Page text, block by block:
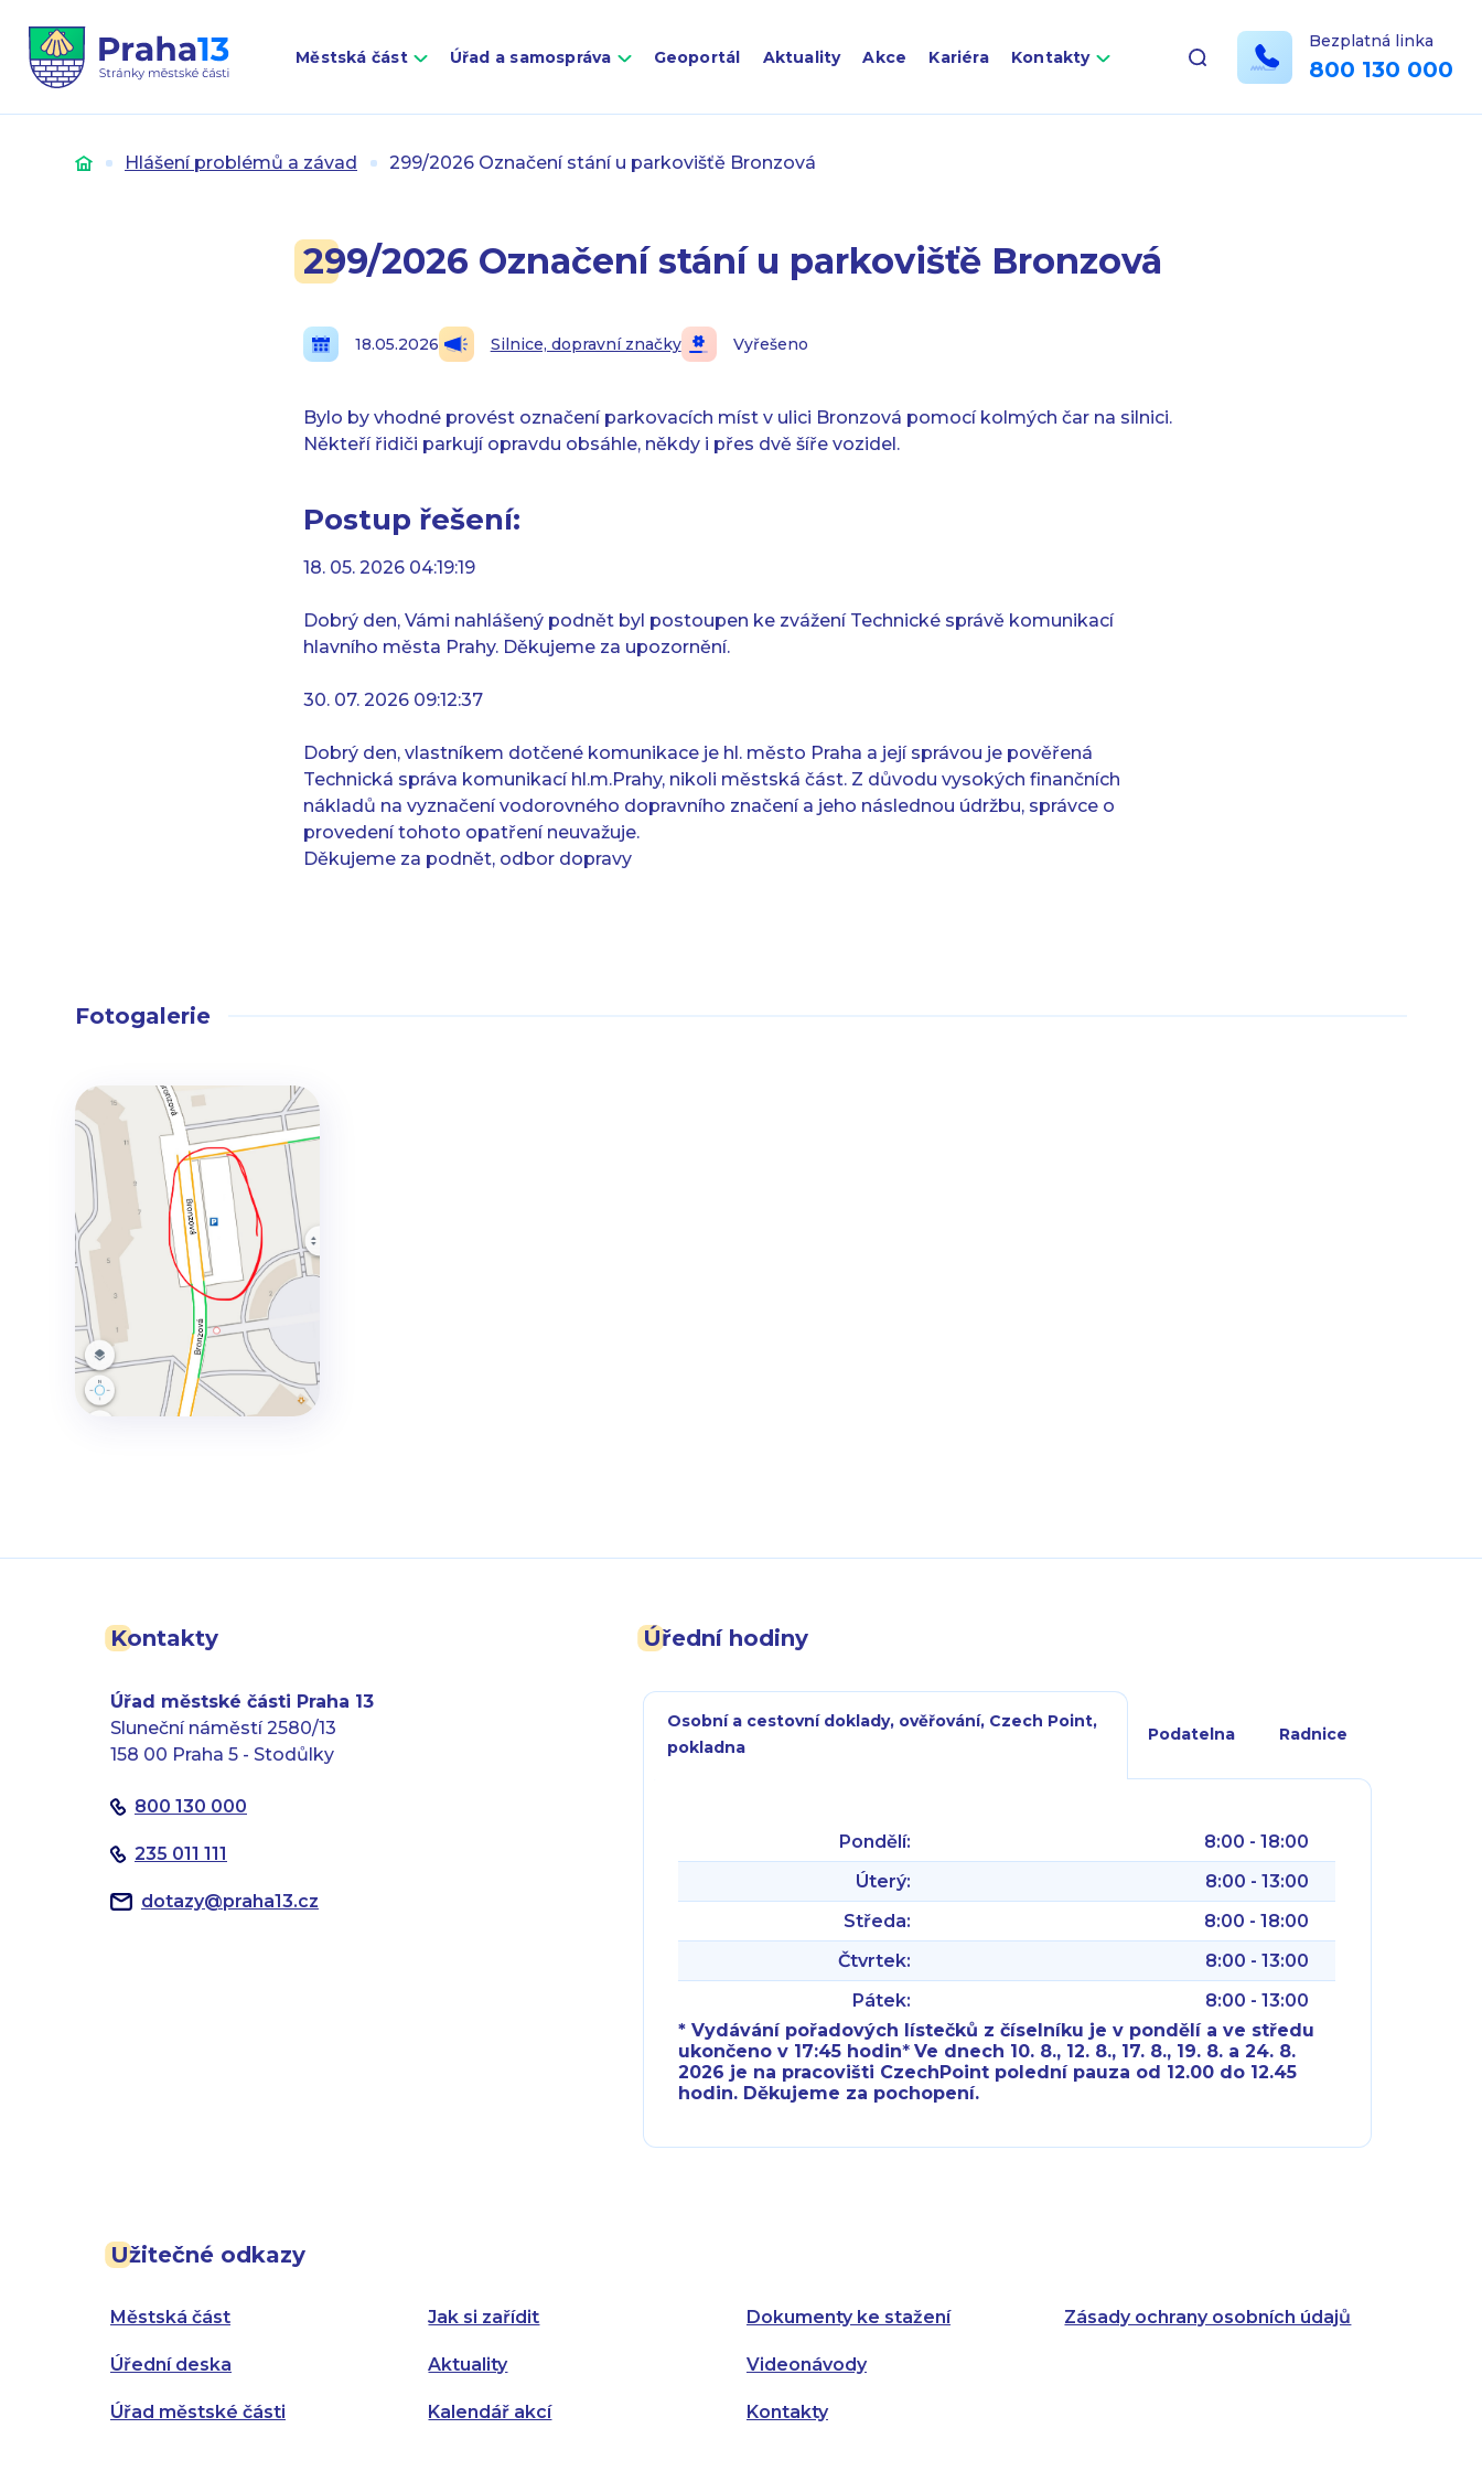
Městská část Úřad a samospráva Geoportál Aktuality Akce Kariéra Kontakty
Bezplatná linka
800 130 000
Úvod Hlášení problémů a závad 299/2026 Označení stání u parkovišťě Bronzová
299/2026 Označení stání u parkovišťě Bronzová
18.05.2026 Silnice, dopravní značky Vyřešeno
Bylo by vhodné provést označení parkovacích míst v ulici Bronzová pomocí kolmých čar na silnici.
Někteří řidiči parkují opravdu obsáhle, někdy i přes dvě šíře vozidel.
Postup řešení:
18. 05. 2026 04:19:19
Dobrý den, Vámi nahlášený podnět byl postoupen ke zvážení Technické správě komunikací
hlavního města Prahy. Děkujeme za upozornění.
30. 07. 2026 09:12:37
Dobrý den, vlastníkem dotčené komunikace je hl. město Praha a její správou je pověřená
Technická správa komunikací hl.m.Prahy, nikoli městská část. Z důvodu vysokých finančních
nákladů na vyznačení vodorovného dopravního značení a jeho následnou údržbu, správce o
provedení tohoto opatření neuvažuje.
Děkujeme za podnět, odbor dopravy
Fotogalerie
Kontakty
Úřad městské části Praha 13
Sluneční náměstí 2580/13
158 00 Praha 5 - Stodůlky
800 130 000
235 011 111
dotazy@praha13.cz
Užitečné odkazy
Městská část
Úřední deska
Úřad městské části
Jak si zařídit
Aktuality
Kalendář akcí
Dokumenty ke stažení
Videonávody
Kontakty
Zásady ochrany osobních údajů
Úřední hodiny
Osobní a cestovní doklady, ověřování, Czech Point,
pokladna
Podatelna Radnice
Pondělí:
8:00 - 18:00
Úterý:
8:00 - 13:00
Středa:
8:00 - 18:00
Čtvrtek:
8:00 - 13:00
Pátek:
8:00 - 13:00
* Vydávání pořadových lístečků z číselníku je v pondělí a ve středu
ukončeno v 17:45 hodin*Ve dnech 10. 8., 12. 8., 17. 8., 19. 8. a 24. 8.
2026 je na pracovišti CzechPoint polední pauza od 12.00 do 12.45
hodin. Děkujeme za pochopení.
Pátek:
8:00 - 14:30